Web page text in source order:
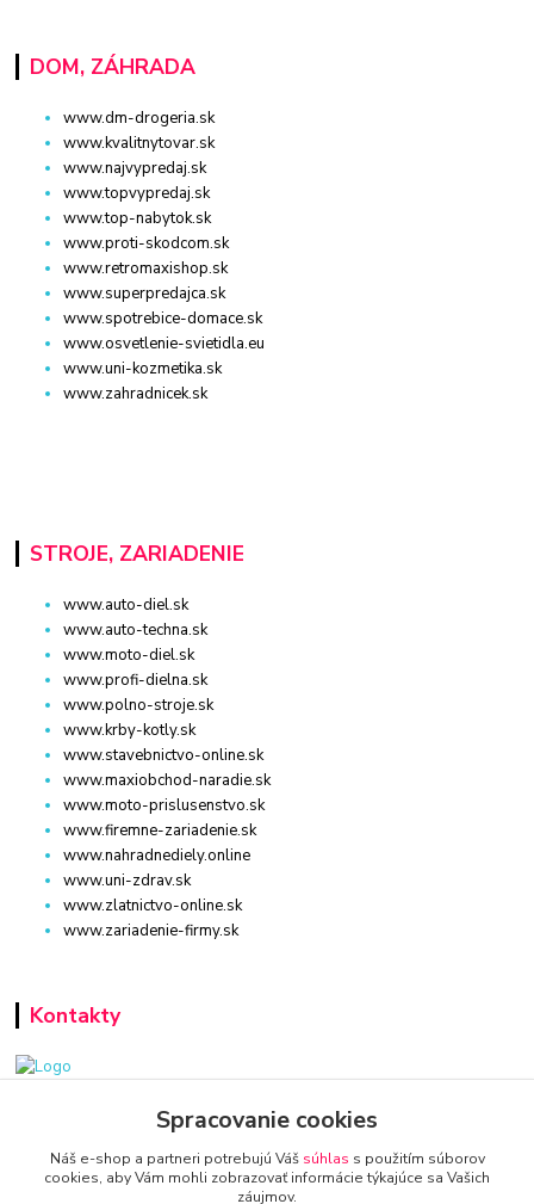
DOM, ZÁHRADA
www.dm-drogeria.sk
www.kvalitnytovar.sk
www.najvypredaj.sk
www.topvypredaj.sk
www.top-nabytok.sk
www.proti-skodcom.sk
www.retromaxishop.sk
www.superpredajca.sk
www.spotrebice-domace.sk
www.osvetlenie-svietidla.eu
www.uni-kozmetika.sk
www.zahradnicek.sk
STROJE, ZARIADENIE
www.auto-diel.sk
www.auto-techna.sk
www.moto-diel.sk
www.profi-dielna.sk
www.polno-stroje.sk
www.krby-kotly.sk
www.stavebnictvo-online.sk
www.maxiobchod-naradie.sk
www.moto-prislusenstvo.sk
www.firemne-zariadenie.sk
www.nahradnediely.online
www.uni-zdrav.sk
www.zlatnictvo-online.sk
www.zariadenie-firmy.sk
Kontakty
www.zariadenie-firmy.sk
+421 940 949 000
Spracovanie cookies
Náš e-shop a partneri potrebujú Váš súhlas s použitím súborov
cookies, aby Vám mohli zobrazovať informácie týkajúce sa Vašich
záujmov.